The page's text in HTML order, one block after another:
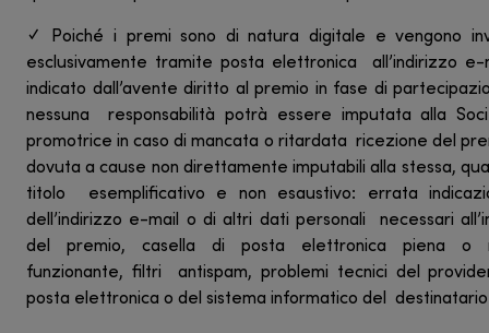
✓ Poiché i premi sono di natura digitale e vengono
esclusivamente tramite posta elettronica all’indirizzo e-
indicato dall’avente diritto al premio in fase di
nessuna responsabilità potrà essere imputata alla
promotrice in caso di mancata o ritardata ricezione del
dovuta a cause non direttamente imputabili alla stessa,
titolo esemplificativo e non esaustivo: errata
dell’indirizzo e-mail o di altri dati personali necessari
del premio, casella di posta elettronica piena o
funzionante, filtri antispam, problemi tecnici del
posta elettronica o del sistema informatico del